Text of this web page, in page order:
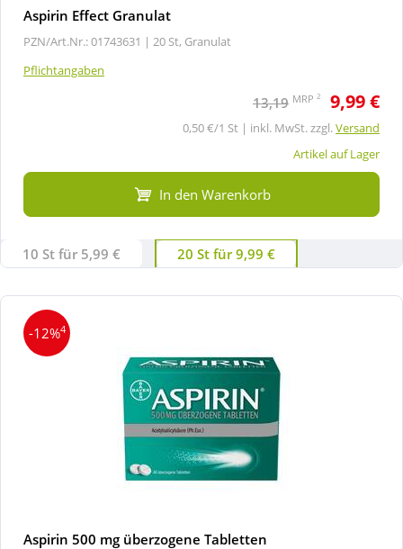
Aspirin Effect Granulat
PZN/Art.Nr.: 01743631 | 20 St, Granulat
Pflichtangaben
13,19 MRP 2 9,99 €
0,50 €/1 St | inkl. MwSt. zzgl.Versand
Artikel auf Lager
In den Warenkorb
10 St für 5,99 € 20 St für 9,99 €
-12%4
Aspirin 500 mg überzogene Tabletten